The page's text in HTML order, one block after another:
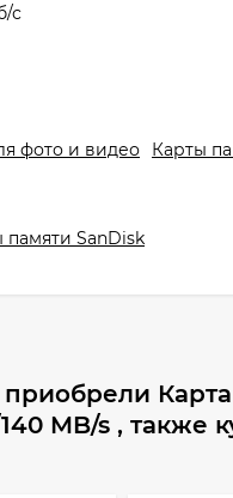
с
фото и видео Карты
памяти SanDisk
MB/s , также